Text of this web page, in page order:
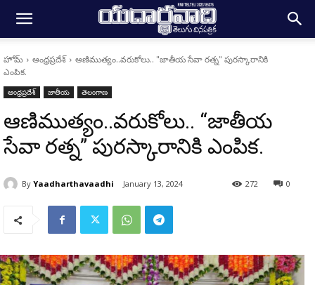
హోమ్ ఆంధ్రప్రదేశ్
ఆణిముత్యం..వరుకోలు.. "జాతీయ సేవా రత్న" పురస్కారానికి
ఎంపిక.
ఆంధ్రప్రదేశ్ జాతీయ తెలంగాణ
ఆణిముత్యం..వరుకోలు.. “జాతీయ
సేవా రత్న” పురస్కారానికి ఎంపిక.
By Yaadharthavaadhi January 13, 2024 0
272